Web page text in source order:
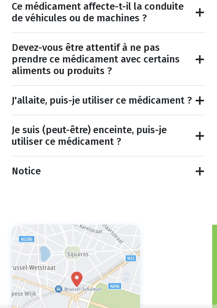
Ce médicament affecte-t-il la conduite
de véhicules ou de machines ?
Devez-vous être attentif à ne pas
prendre ce médicament avec certains
aliments ou produits ?
J'allaite, puis-je utiliser ce médicament ?
Je suis (peut-être) enceinte, puis-je
utiliser ce médicament ?
Notice